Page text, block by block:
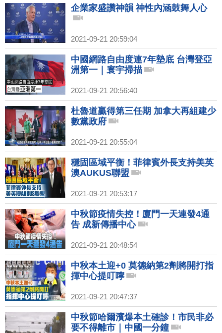
企業家盛讚神韻 神性內涵鼓舞人心
2021-09-21 20:59:04
中國網路自由度連7年墊底 台灣登亞
洲第一｜寰宇掃描
2021-09-21 20:56:40
杜魯道贏得第三任期 加拿大再組建少
數黨政府
2021-09-21 20:55:04
穩固區域平衡！菲律賓外長支持美英
澳AUKUS聯盟
2021-09-21 20:53:17
中秋節疫情失控！廈門一天連發4通
告 成新傳播中心
2021-09-21 20:48:54
中秋本土迎+0 莫德納第2劑將開打指
揮中心提叮嚀
2021-09-21 20:47:37
中秋節哈爾濱爆本土確診！市民非必
要不得離市｜中國一分鐘